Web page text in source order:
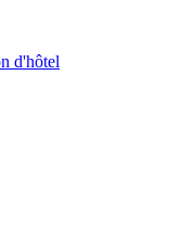
d'hôtel